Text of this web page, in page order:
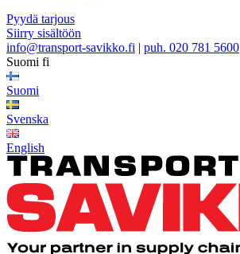
Pyydä tarjous
Siirry sisältöön
info@transport-savikko.fi | puh. 020 781 5600
Suomi fi
Suomi
Svenska
English